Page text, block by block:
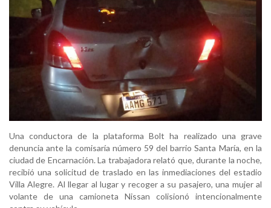
Una conductora de la plataforma Bolt ha realizado una grave
denuncia ante la comisaría número 59 del barrio Santa María, en la
ciudad de Encarnación. La trabajadora relató que, durante la noche,
recibió una solicitud de traslado en las inmediaciones del estadio
Villa Alegre. Al llegar al lugar y recoger a su pasajero, una mujer al
volante de una camioneta Nissan colisionó intencionalmente